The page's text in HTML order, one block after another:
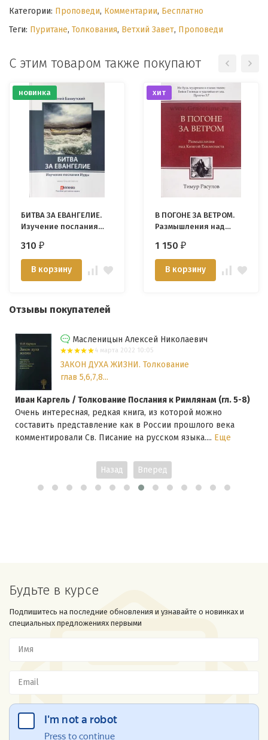
Категории: Проповеди, Комментарии, Бесплатно
Теги: Пуритане, Толкования, Ветхий Завет, Проповеди
С этим товаром также покупают
новинка
БИТВА ЗА ЕВАНГЕЛИЕ.
Изучение послания
Бахмутский
310 ₽
В корзину
хит
В ПОГОНЕ ЗА ВЕТРОМ.
Размышления над
Тимур Расулов
1 150 ₽
В корзину
Отзывы покупателей
Масленицын Алексей Николаевич
4 марта 2022 10:05
ЗАКОН ДУХА ЖИЗНИ. Толкование
глав 5,6,7,8...
Иван Каргель / Толкование Послания к Римлянам (гл. 5-8)
Очень интересная, редкая книга, из которой можно
составить представление как в России прошлого века
комментировали Св. Писание на русском языка.... Еще
Назад Вперед
Будьте в курсе
Подпишитесь на последние обновления и узнавайте о новинках и
специальных предложениях первыми